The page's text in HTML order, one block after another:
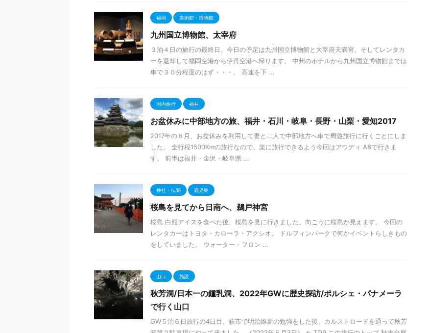
福岡 美術館・博物館
九州国立博物館、太宰府
３泊４日の旅行の最終日。今日の予定は九州国立博物館と大宰府天満宮、そしてレンタカ
ーを返却して福岡空港から伊丹空港へ帰ります。 中州のホテルから九州国立博物館までは
車で３０分程度のはず・・・。 高速を下 ...
国内旅行 福井
お盆休みに中部地方の旅、福井・石川・岐阜・長野・山梨・愛知2017
2017年の８月、お盆休みを利用して妻と二人で中部地方へ車で周遊旅行に行くことにしま
した。 全行程1500Kmの旅行なので、楽に旅行できるよう今回はアウディ A8で行きま
す。 前半は福井・金沢・岐阜県 ...
神社・仏閣 鹿児島
桜島を見てから日南へ、鵜戸神宮
桜島 白熊アイスを食べた後、桜島を見に行きました。向こうに桜島が見えます。 今回の
レンタカーはトヨタ・カローラ・アクシオ。 ドルフィンパークで何かイベントらしきもの
をしていました。 ウォーター・フロン ...
山口 施設
秋芳洞/日本一の鍾乳洞、2022年GWに歴史探訪/ポルシェ・パナメーラ
で行く山口
GW５泊６日旅行の4日目、萩市で明治維新の勉強をした後、カルストロードを通って秋芳